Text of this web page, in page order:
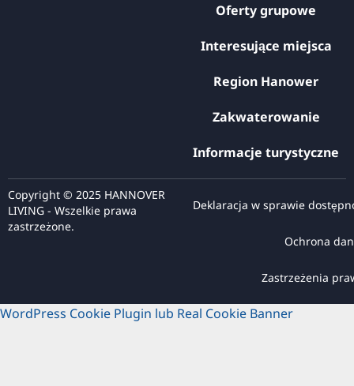
Oferty grupowe
Interesujące miejsca
Region Hanower
Zakwaterowanie
Informacje turystyczne
Copyright © 2025 HANNOVER
LIVING - Wszelkie prawa
zastrzeżone.
Deklaracja w sprawie
Ochrona
Zastrzeżenia
WordPress Cookie Plugin lub Real Cookie Banner